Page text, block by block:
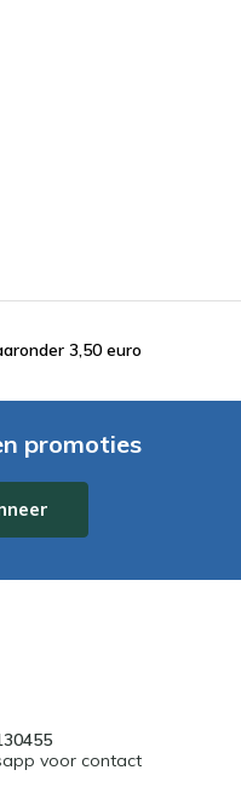
3,50 euro
promoties
voor contact